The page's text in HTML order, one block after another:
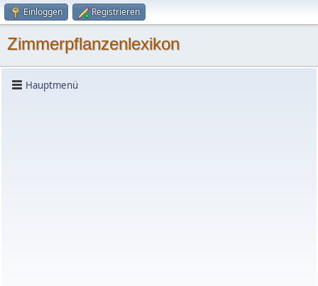
Einloggen Registrieren
Zimmerpflanzenlexikon
Hauptmenü